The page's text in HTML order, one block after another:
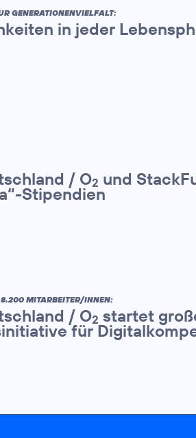
GENERATIONENVIELFALT:
in jeder
/ O2 und
Stipendien
MITARBEITER/INNEN:
/ O2 startet
für